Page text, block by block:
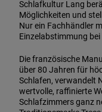
Schlafkultur Lang
Möglichkeiten und
Nur ein Fachhändler
Einzelabstimmung
Die französische
über 80 Jahren für
Schlafen, verwandelt
wertvolle, raffinierte
Schlafzimmers ganz